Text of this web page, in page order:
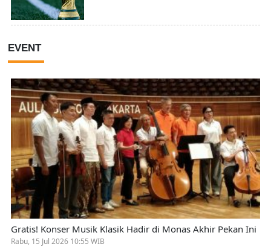
EVENT
Gratis! Konser Musik Klasik Hadir di Monas Akhir Pekan Ini
Rabu, 15 Jul 2026 10:55 WIB